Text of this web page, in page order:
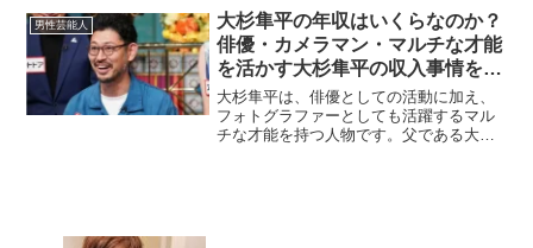
入源と推定年収について詳しく解説しま
す。所属クラブからの年...
男性芸能人
大杉隼平の年収はいくらなのか？
俳優・カメラマン・マルチな才能
を活かす大杉隼平の収入事情を徹
底解説
大杉隼平は、俳優としての活動に加え、
フォトグラファーとしても活躍するマル
チな才能を持つ人物です。父である大杉